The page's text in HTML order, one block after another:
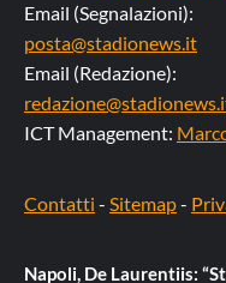
Email (Segnalazioni):
posta@stadionews.it
Email (Redazione):
ICT Management:
Contatti - Sitemap-
Napoli, De Laurentiis: